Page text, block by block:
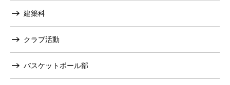
建築科
クラブ活動
バスケットボール部